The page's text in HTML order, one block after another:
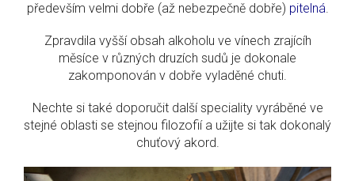
především velmi dobře (až nebezpečně dobře) pitelná.
Zpravdila vyšší obsah alkoholu ve vínech zrajícíh
měsíce v různých druzích sudů je dokonale
zakomponován v dobře vyladěné chuti.
Nechte si také doporučit další speciality vyráběné ve
stejné oblasti se stejnou filozofií a užijte si tak dokonalý
chuťový akord.